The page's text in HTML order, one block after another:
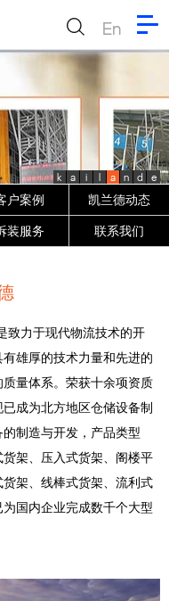
En
k a i l a n d e
户案例 凯兰德动态
装服务 联系我们
力于现代物流技术的开
雄厚的技术力量和先进的
量体系。荣获十余项资质
成为北方地区仓储设备制
制造与开发，产品类型
架、压入式货架、阁楼平
架、线棒式货架、流利式
国内企业完成数千个大型